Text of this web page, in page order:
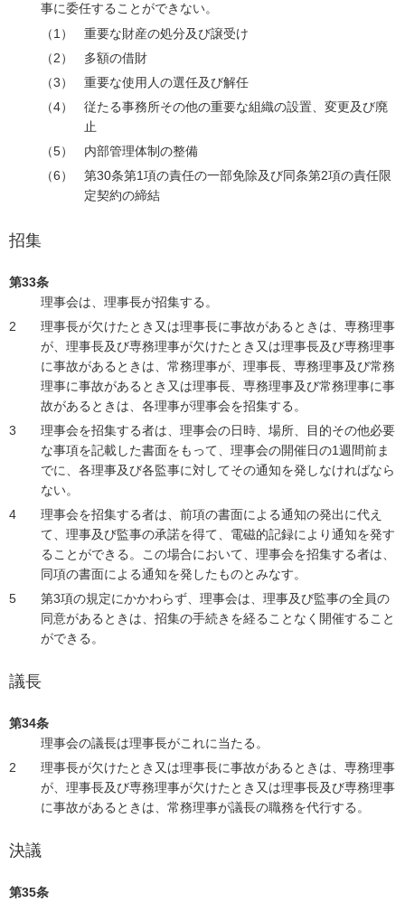
事に委任することができない。
重要な財産の処分及び譲受け
多額の借財
重要な使用人の選任及び解任
従たる事務所その他の重要な組織の設置、変更及び廃
止
内部管理体制の整備
第30条第1項の責任の一部免除及び同条第2項の責任限
定契約の締結
招集
第33条
理事会は、理事長が招集する。
理事長が欠けたとき又は理事長に事故があるときは、専務理事
が、理事長及び専務理事が欠けたとき又は理事長及び専務理事
に事故があるときは、常務理事が、理事長、専務理事及び常務
理事に事故があるとき又は理事長、専務理事及び常務理事に事
故があるときは、各理事が理事会を招集する。
理事会を招集する者は、理事会の日時、場所、目的その他必要
な事項を記載した書面をもって、理事会の開催日の1週間前ま
でに、各理事及び各監事に対してその通知を発しなければなら
ない。
理事会を招集する者は、前項の書面による通知の発出に代え
て、理事及び監事の承諾を得て、電磁的記録により通知を発す
ることができる。この場合において、理事会を招集する者は、
同項の書面による通知を発したものとみなす。
第3項の規定にかかわらず、理事会は、理事及び監事の全員の
同意があるときは、招集の手続きを経ることなく開催すること
ができる。
議長
第34条
理事会の議長は理事長がこれに当たる。
理事長が欠けたとき又は理事長に事故があるときは、専務理事
が、理事長及び専務理事が欠けたとき又は理事長及び専務理事
に事故があるときは、常務理事が議長の職務を代行する。
決議
第35条